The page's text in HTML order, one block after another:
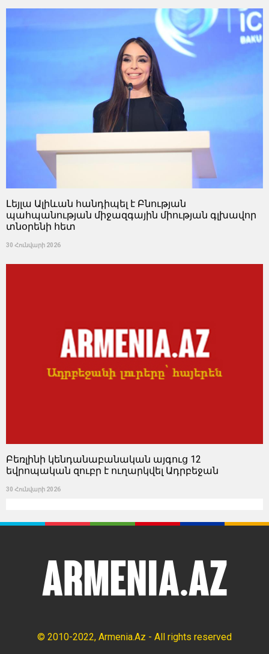
Լեյլա Ալիևան հանդիպել է Բնության
պահպանության միջազգային միության գլխավոր
տնօրենի հետ
30 Հունվարի 2026
Բեռլինի կենդանաբանական այգուց 12
եվրոպական զուբր է ուղարկվել Ադրբեջան
30 Հունվարի 2026
© 2010-2022, Armenia.Az - All rights reserved